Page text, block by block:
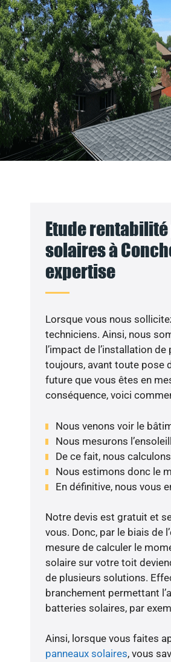
Etude
solaires à
expertise
Lorsque vous nous
techniciens. Ainsi, nous
l’impact de l’installation
toujours, avant toute pose
future que vous êtes en
conséquence, voici
Nous venons voir le
Nous mesurons
De ce fait, nous
Nous estimons donc le
En définitive, nous vous
Notre devis est gratuit et
vous. Donc, par le biais de
mesure de calculer le
solaire sur votre toit
de plusieurs solutions.
branchement permettant
batteries solaires, par
Ainsi, lorsque vous faites
panneaux solaires, vous